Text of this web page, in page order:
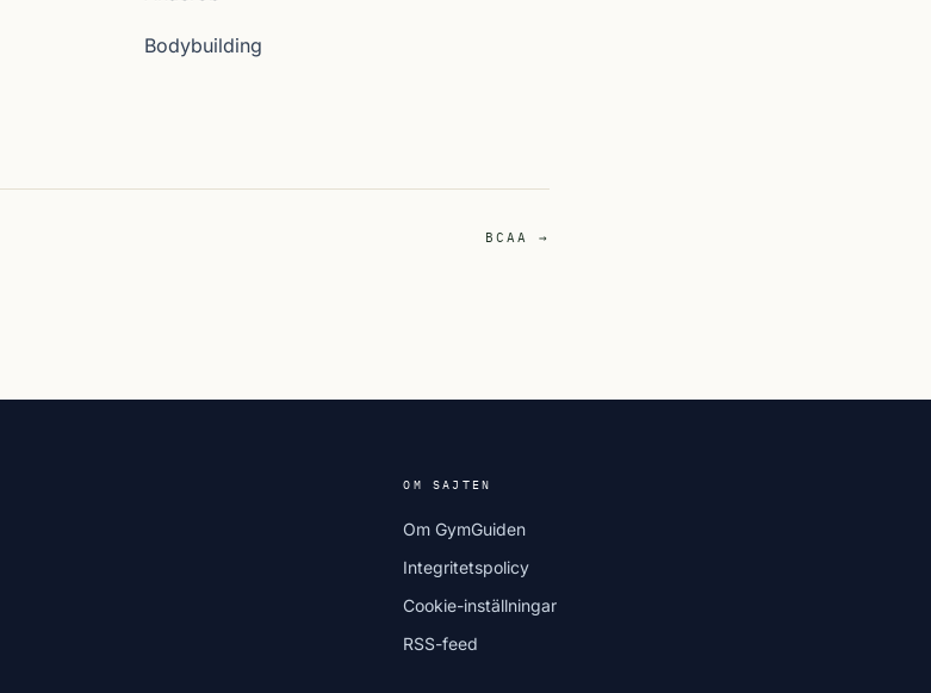
Bodybuilding
BCAA →
OM SAJTEN
Om GymGuiden
Integritetspolicy
Cookie-inställningar
RSS-feed